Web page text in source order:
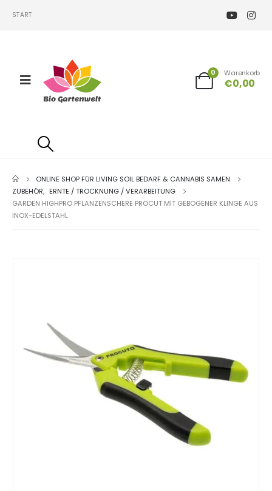
START
0 Warenkorb
€0,00
ONLINE SHOP FÜR LIVING SOIL BEDARF & CANNABIS SAMEN
ZUBEHÖR, ERNTE / TROCKNUNG / VERARBEITUNG
GARDEN HIGHPRO PFLANZENSCHERE PROCUT MIT GEBOGENER KLINGE AUS
INOX-EDELSTAHL